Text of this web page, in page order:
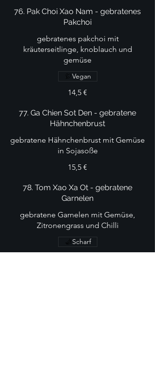
76. Pak Choi Xao Nam - gebratenes
Pakchoi
gebratenes pakchoi mit
kräuterseitlinge, knoblauch und
gemüse
14,5 €
Vegan
77. Ga Chien Sot Den - gebratene
Hähnchenbrust
gebratene Hähnchenbrust mit Gemüse
in Sojasoße
15,5 €
78. Tom Xao Xa Ot - gebratene
Garnelen
gebratene Garnelen mit Gemüse,
Zitronengrass und Chilli
Scharf